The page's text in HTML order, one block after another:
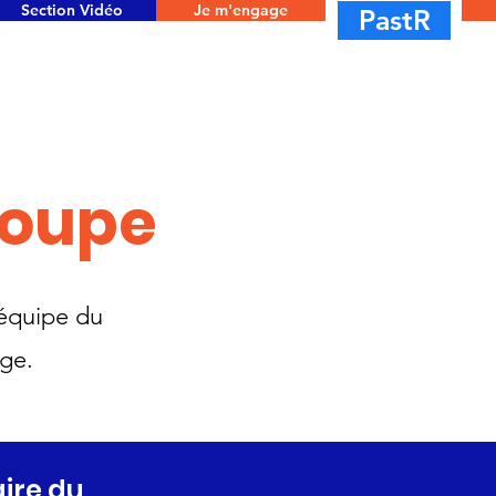
Section Vidéo Je m'engage PastR
du